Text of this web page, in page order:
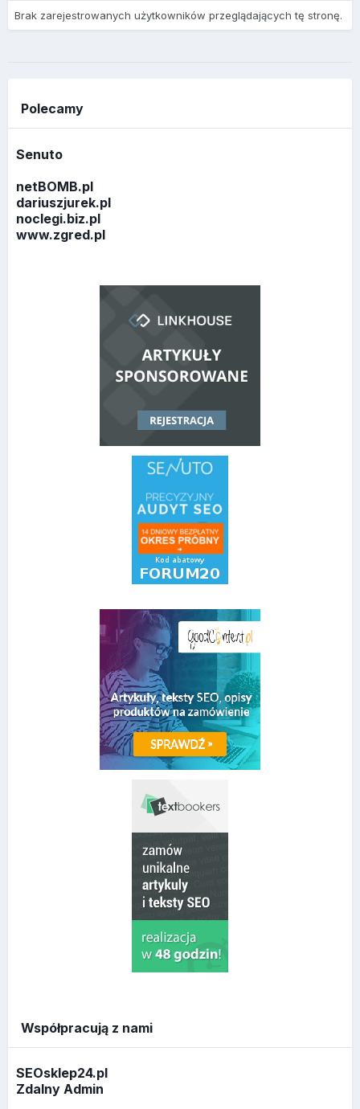
Brak zarejestrowanych użytkowników przeglądających tę stronę.
Polecamy
Senuto
netBOMB.pl
dariuszjurek.pl
noclegi.biz.pl
www.zgred.pl
Współpracują z nami
SEOsklep24.pl
Zdalny Admin